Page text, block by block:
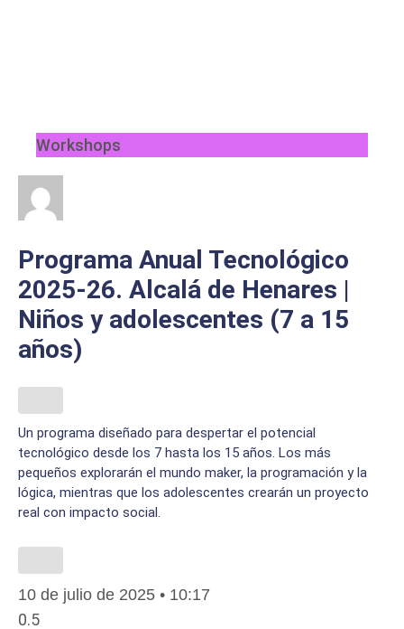
Workshops
Programa Anual Tecnológico
2025-26. Alcalá de Henares |
Niños y adolescentes (7 a 15
años)
Un programa diseñado para despertar el potencial
tecnológico desde los 7 hasta los 15 años. Los más
pequeños explorarán el mundo maker, la programación y la
lógica, mientras que los adolescentes crearán un proyecto
real con impacto social.
10 de julio de 2025 10:17